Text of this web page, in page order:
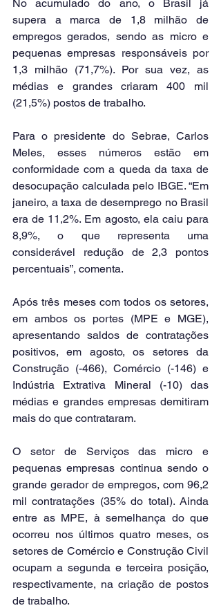
No acumulado do ano, o Brasil já
supera a marca de 1,8 milhão de
empregos gerados, sendo as micro e
pequenas empresas responsáveis por
1,3 milhão (71,7%). Por sua vez, as
médias e grandes criaram 400 mil
(21,5%) postos de trabalho.
Para o presidente do Sebrae, Carlos
Meles, esses números estão em
conformidade com a queda da taxa de
desocupação calculada pelo IBGE. “Em
janeiro, a taxa de desemprego no Brasil
era de 11,2%. Em agosto, ela caiu para
8,9%, o que representa uma
considerável redução de 2,3 pontos
percentuais”, comenta.
Após três meses com todos os setores,
em ambos os portes (MPE e MGE),
apresentando saldos de contratações
positivos, em agosto, os setores da
Construção (-466), Comércio (-146) e
Indústria Extrativa Mineral (-10) das
médias e grandes empresas demitiram
mais do que contrataram.
O setor de Serviços das micro e
pequenas empresas continua sendo o
grande gerador de empregos, com 96,2
mil contratações (35% do total). Ainda
entre as MPE, à semelhança do que
ocorreu nos últimos quatro meses, os
setores de Comércio e Construção Civil
ocupam a segunda e terceira posição,
respectivamente, na criação de postos
de trabalho.